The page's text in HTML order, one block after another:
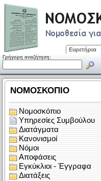
Ευρετήρια
Γρήγορη αναζήτηση: